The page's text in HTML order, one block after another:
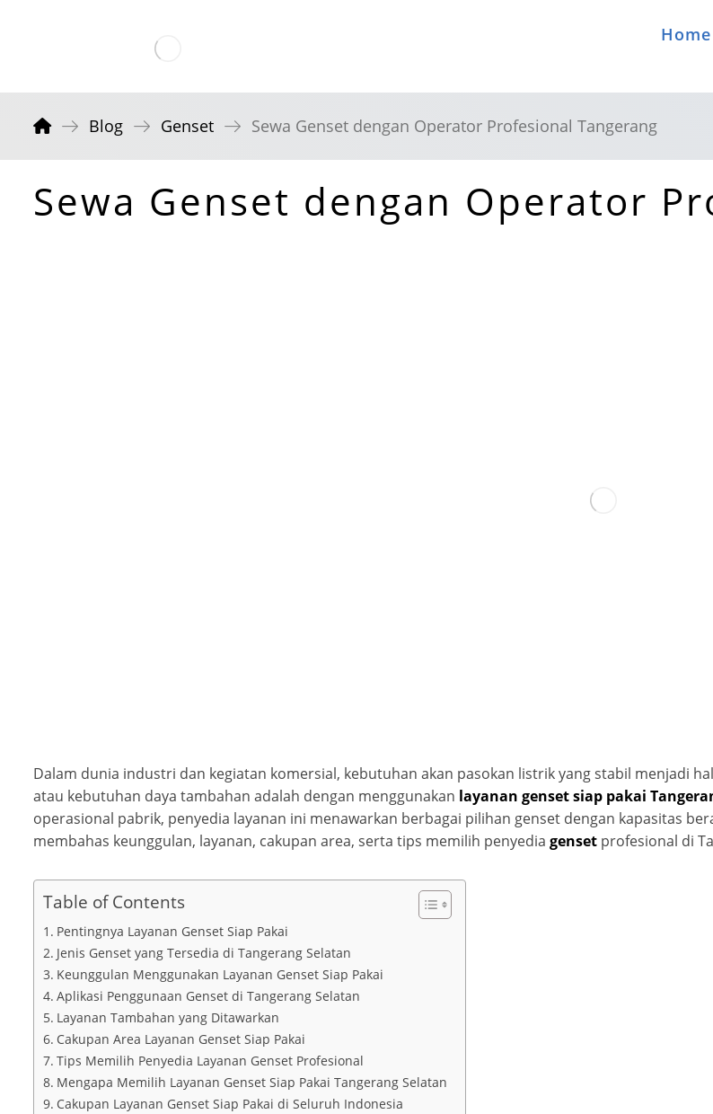
Home
Blog Genset Sewa Genset dengan Operator Profesional Tangerang
Sewa Genset dengan Operator
Dalam dunia industri dan kegiatan komersial, kebutuhan akan pasokan listrik yang stabil menjadi
atau kebutuhan daya tambahan adalah dengan menggunakan layanan genset siap pakai
operasional pabrik, penyedia layanan ini menawarkan berbagai pilihan genset dengan kapasitas
membahas keunggulan, layanan, cakupan area, serta tips memilih penyedia genset profesional di
Table of Contents
Pentingnya Layanan Genset Siap Pakai
Jenis Genset yang Tersedia di Tangerang Selatan
Keunggulan Menggunakan Layanan Genset Siap Pakai
Aplikasi Penggunaan Genset di Tangerang Selatan
Layanan Tambahan yang Ditawarkan
Cakupan Area Layanan Genset Siap Pakai
Tips Memilih Penyedia Layanan Genset Profesional
Mengapa Memilih Layanan Genset Siap Pakai Tangerang Selatan
Cakupan Layanan Genset Siap Pakai di Seluruh Indonesia